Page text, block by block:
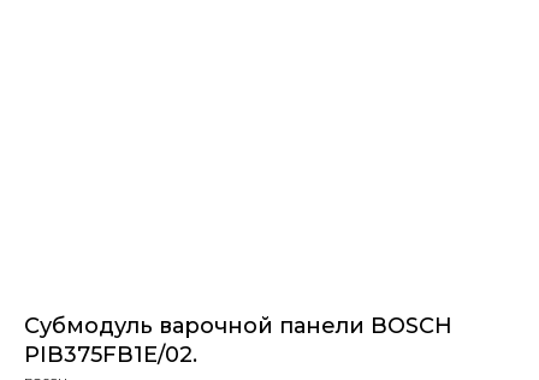
Субмодуль варочной панели BOSCH
PIB375FB1E/02.